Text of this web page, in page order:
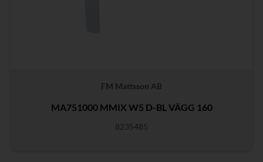
FM Mattsson AB
MA751000 MMIX W5 D-BL VÄGG 160
8235485